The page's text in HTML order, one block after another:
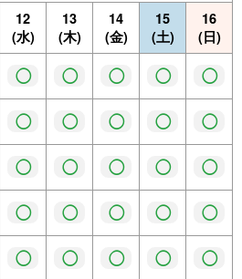
12
(水)
13
(木)
14
(金)
15
(土)
16
(日)
◯ ◯ ◯ ◯ ◯
◯ ◯ ◯ ◯ ◯
◯ ◯ ◯ ◯ ◯
◯ ◯ ◯ ◯ ◯
◯ ◯ ◯ ◯ ◯